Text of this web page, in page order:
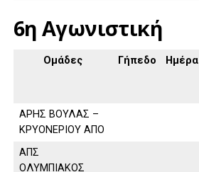
6η Αγωνιστική
Ομάδες Γήπεδο Ημέρα
ΑΡΗΣ ΒΟΥΛΑΣ –
ΚΡΥΟΝΕΡΙΟΥ ΑΠΟ
ΑΠΣ
ΟΛΥΜΠΙΑΚΟΣ